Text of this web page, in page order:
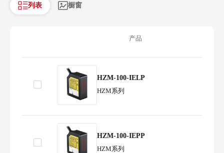
列表 橱窗
产品
HZM-100-IELP
HZM系列
HZM-100-IEPP
HZM系列